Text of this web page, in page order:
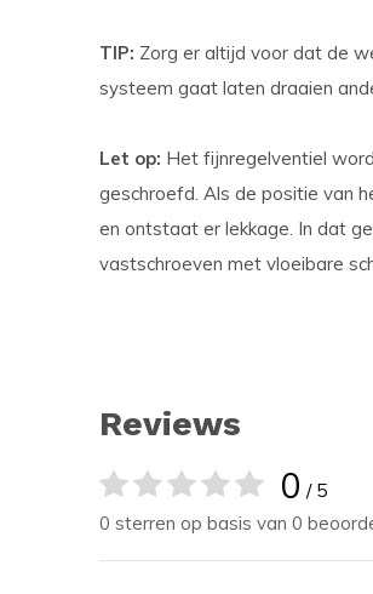
TIP: Zorg er altijd voor dat de
systeem gaat laten draaien
Let op: Het fijnregelventiel
geschroefd. Als de positie van
en ontstaat er lekkage. In dat
vastschroeven met vloeibare
Reviews
0 / 5
0 sterren op basis van 0